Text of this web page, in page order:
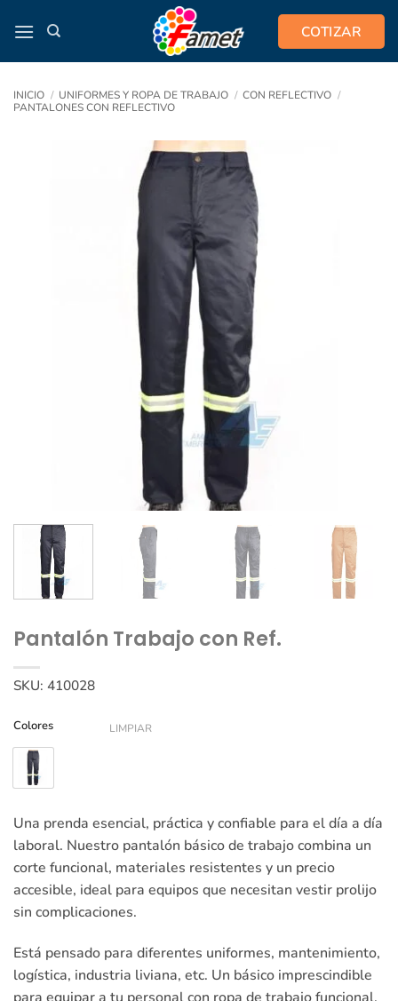
COTIZAR
INICIO / UNIFORMES Y ROPA DE TRABAJO / CON REFLECTIVO /
PANTALONES CON REFLECTIVO
Pantalón Trabajo con Ref.
SKU: 410028
Colores LIMPIAR
Una prenda esencial, práctica y confiable para el día a día
laboral. Nuestro pantalón básico de trabajo combina un
corte funcional, materiales resistentes y un precio
accesible, ideal para equipos que necesitan vestir prolijo
sin complicaciones.
Está pensado para diferentes uniformes, mantenimiento,
logística, industria liviana, etc. Un básico imprescindible
para equipar a tu personal con ropa de trabajo funcional,